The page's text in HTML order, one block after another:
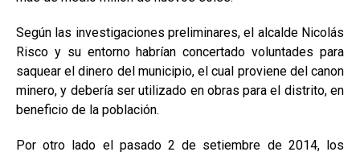
Según las investigaciones preliminares, el alcalde Nicolás
Risco y su entorno habrían concertado voluntades para
saquear el dinero del municipio, el cual proviene del canon
minero, y debería ser utilizado en obras para el distrito, en
beneficio de la población.
Por otro lado el pasado 2 de setiembre de 2014, los